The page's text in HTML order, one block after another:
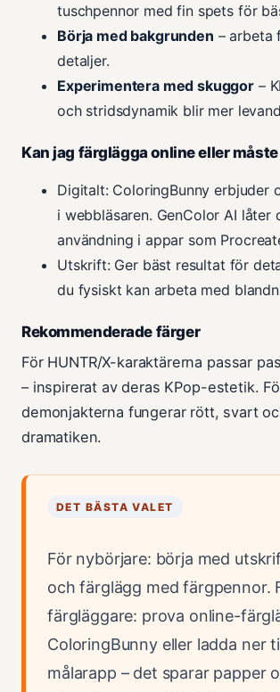
tuschpennor med fin spets för
Börja med bakgrunden – arbeta
detaljer.
Experimentera med skuggor –
och stridsdynamik blir mer
Kan jag färglägga online eller
Digitalt: ColoringBunny erbjuder
i webbläsaren. GenColor AI låter
användning i appar som
Utskrift: Ger bäst resultat för
du fysiskt kan arbeta med
Rekommenderade färger
För HUNTR/X-karaktärerna passar
– inspirerat av deras KPop-estetik.
demonjakterna fungerar rött, svart
dramatiken.
DET BÄSTA VALET
För nybörjare: börja med
och färglägg med färgpennor.
färgläggare: prova online-
ColoringBunny eller ladda ner
målarapp – det sparar papper